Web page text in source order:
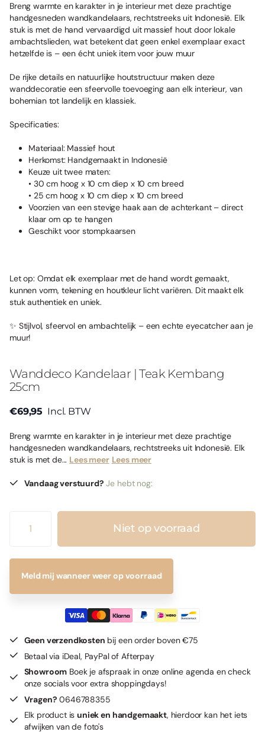
Breng warmte en karakter in je interieur met deze prachtige
handgesneden wandkandelaars, rechtstreeks uit Indonesië. Elk
stuk is met de hand vervaardigd uit massief hout door lokale
ambachtslieden, wat betekent dat geen enkel exemplaar exact
hetzelfde is – een écht uniek item voor jouw muur
De rijke details en natuurlijke houtstructuur maken deze
wanddecoratie een sfeervolle toevoeging aan elk interieur, van
bohemian tot landelijk en klassiek.
Specificaties:
Materiaal: Massief hout
Herkomst: Handgemaakt in Indonesië
Keuze uit twee maten:
• 30 cm hoog x 10 cm diep x 10 cm breed
• 25 cm hoog x 10 cm diep x 10 cm breed
Voorzien van een stevige haak aan de achterkant – direct
klaar om op te hangen
Geschikt voor stompkaarsen
Let op: Omdat elk exemplaar met de hand wordt gemaakt,
kunnen vorm, tekening en houtkleur licht variëren. Dit maakt elk
stuk authentiek en uniek.
✨ Stijlvol, sfeervol en ambachtelijk – een echte eyecatcher aan je
muur!
Wanddeco Kandelaar | Teak Kembang
25cm
€69,95 Incl. BTW
Breng warmte en karakter in je interieur met deze prachtige
handgesneden wandkandelaars, rechtstreeks uit Indonesië. Elk
stuk is met de... Lees meer Lees meer
Vandaag verstuurd? Je hebt nog:
Niet op voorraad
Meld mij wanneer weer op voorraad
Geen verzendkosten bij een order boven €75
Betaal via iDeal, PayPal of Afterpay
Showroom Boek je afspraak in onze online agenda en check
onze socials voor extra shoppingdays!
Vragen? 0646788355
Elk product isuniek en handgemaakt, hierdoor kan het iets
afwijken van de foto's